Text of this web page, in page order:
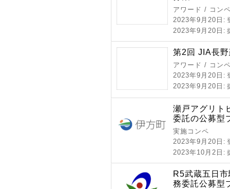
アワード / コン
2023年9月20日 :
2023年9月20日 :
第2回 JIA長
アワード / コン
2023年9月20日 :
2023年9月20日 :
瀬戸アグリト
委託の公募型
実施コンペ
2023年9月20日 :
2023年10月2日 :
R5武蔵五日
務委託公募型